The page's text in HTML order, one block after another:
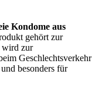
Kondome aus
gehört zur
wird zur
Geschlechtsverkehr
besonders für